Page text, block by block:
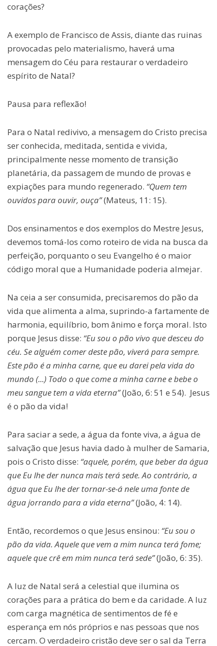
corações?
A exemplo de Francisco de Assis, diante das ruinas
provocadas pelo materialismo, haverá uma
mensagem do Céu para restaurar o verdadeiro
espírito de Natal?
Pausa para reflexão!
Para o Natal redivivo, a mensagem do Cristo precisa
ser conhecida, meditada, sentida e vivida,
principalmente nesse momento de transição
planetária, da passagem de mundo de provas e
expiações para mundo regenerado. “Quem tem
ouvidos para ouvir, ouça”(Mateus, 11: 15).
Dos ensinamentos e dos exemplos do Mestre Jesus,
devemos tomá-los como roteiro de vida na busca da
perfeição, porquanto o seu Evangelho é o maior
código moral que a Humanidade poderia almejar.
Na ceia a ser consumida, precisaremos do pão da
vida que alimenta a alma, suprindo-a fartamente de
harmonia, equilíbrio, bom ânimo e força moral. Isto
porque Jesus disse: “Eu sou o pão vivo que desceu do
céu. Se alguém comer deste pão, viverá para sempre.
Este pão é a minha carne, que eu darei pela vida do
mundo (...) Todo o que come a minha carne e bebe o
meu sangue tem a vida eterna”(João, 6: 51 e 54). Jesus
é o pão da vida!
Para saciar a sede, a água da fonte viva, a água de
salvação que Jesus havia dado à mulher de Samaria,
pois o Cristo disse: “aquele, porém, que beber da água
que Eu lhe der nunca mais terá sede. Ao contrário, a
água que Eu lhe der tornar-se-á nele uma fonte de
água jorrando para a vida eterna”(João, 4: 14).
Então, recordemos o que Jesus ensinou: “Eu sou o
pão da vida. Aquele que vem a mim nunca terá fome;
aquele que crê em mim nunca terá sede”(João, 6: 35).
A luz de Natal será a celestial que ilumina os
corações para a prática do bem e da caridade. A luz
com carga magnética de sentimentos de fé e
esperança em nós próprios e nas pessoas que nos
cercam. O verdadeiro cristão deve ser o sal da Terra